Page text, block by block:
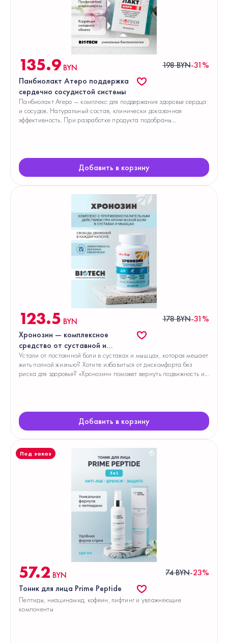
135.9 BYN 198 BYN-31%
Панбиолакт Атеро поддержка
сердечно сосудистой системы
Панбиолакт Атеро — комплекс для поддержания здоровья сердца
и сосудов. Натуральный состав, клинически доказанная
эффективность. При разработке продукта подобраны
Добавить в корзину
123.5 BYN 178 BYN-31%
Хронозин — комплексное
средство от суставной и
мышечной боли без вреда для
желудка
Устали от постоянной боли в суставах и мышцах, которая мешает
жить полной жизнью? Хотите избавиться от дискомфорта без
риска для здоровья? «Хронозин» поможет вернуть подвижность и
Добавить в корзину
57.2 BYN 74 BYN-23%
Тоник для лица Prime Peptide
Пептиды, ниацинамид, кофеин, лифтинг и увлажняющие
компоненты
Под заказ